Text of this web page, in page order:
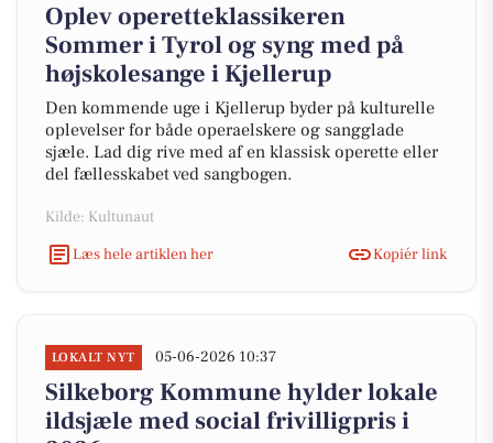
Oplev operetteklassikeren
Sommer i Tyrol og syng med på
højskolesange i Kjellerup
Den kommende uge i Kjellerup byder på kulturelle
oplevelser for både operaelskere og sangglade
sjæle. Lad dig rive med af en klassisk operette eller
del fællesskabet ved sangbogen.
Kilde: Kultunaut
Læs hele artiklen her
Kopiér link
LOKALT NYT 05-06-2026 10:37
Silkeborg Kommune hylder lokale
ildsjæle med social frivilligpris i